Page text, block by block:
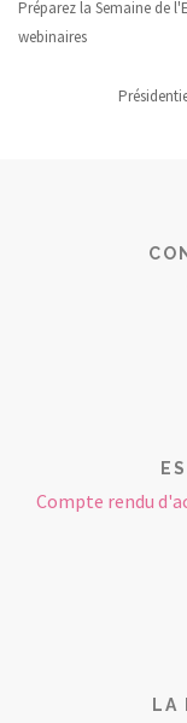
Préparez la Semaine de
webinaires
Compte rendu
LA